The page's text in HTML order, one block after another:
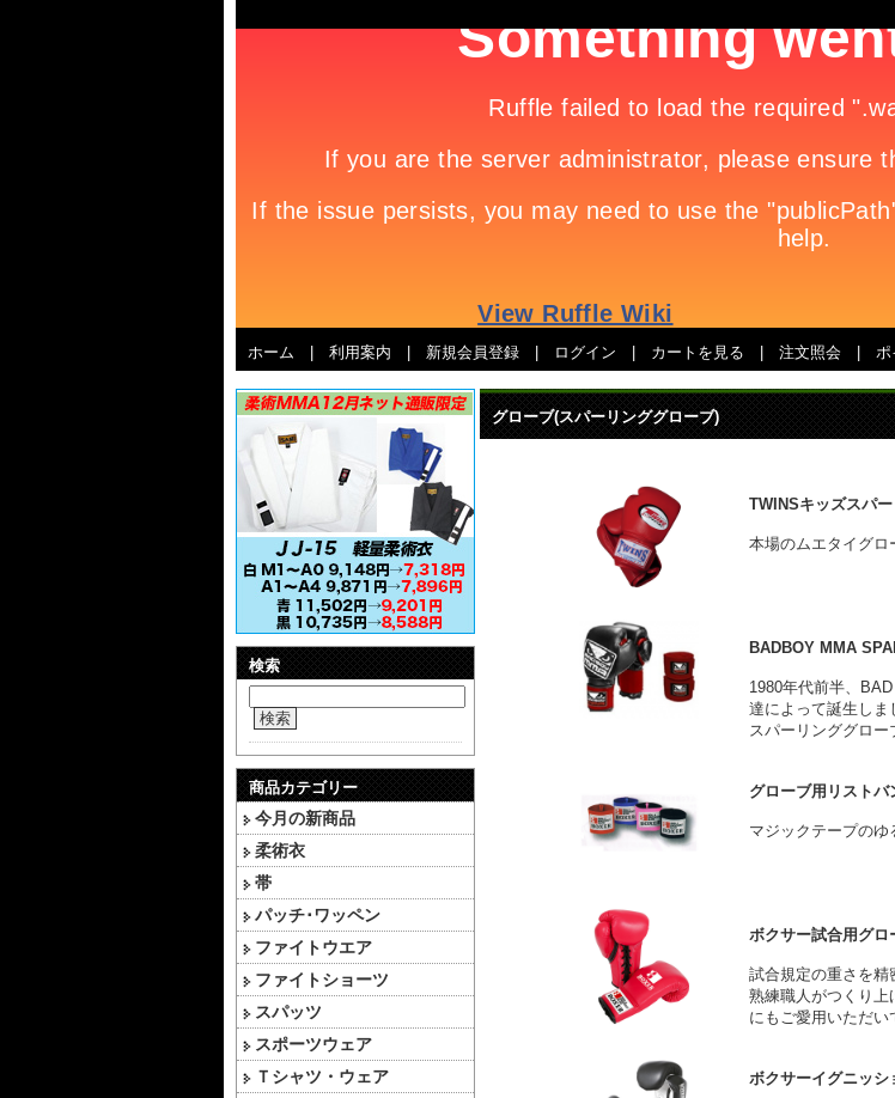
ホーム 利用案内 新規会員登録 ログイン カートを見る 注文照会 ポ
検索
検索
商品カテゴリー
今月の新商品
柔術衣
帯
パッチ･ワッペン
ファイトウエア
ファイトショーツ
スパッツ
スポーツウェア
Ｔシャツ・ウェア
グローブ(スパーリンググローブ)
TWINSキッズスパ
本場のムエタイグロ
BADBOY MMA
1980年代前半、
達によって誕生しま
スパーリンググロ
グローブ用リストバ
マジックテープのゆ
ボクサー試合用グロ
試合規定の重さを精
熟練職人がつくり上
にもご愛用いただい
ボクサーイグニッシ